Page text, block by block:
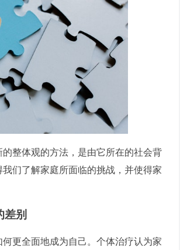
整体观的方法，是由它所在的社会背
们了解家庭所面临的挑战，并使得家
差别
更全面地成为自己。个体治疗认为家